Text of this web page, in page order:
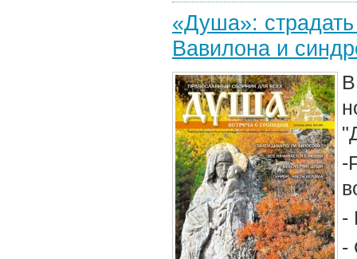
«Душа»: страдать
Вавилона и
-
-
-